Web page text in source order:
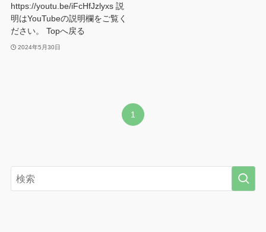
https://youtu.be/iFcHfJzlyxs 説
明はYouTubeの説明欄をご覧く
ださい。 Topへ戻る
2024年5月30日
1